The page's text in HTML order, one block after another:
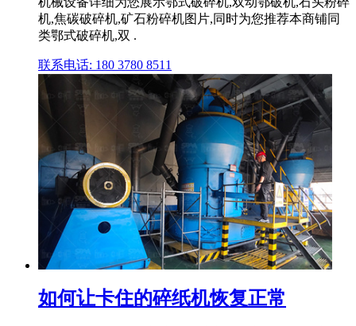
机,焦碳破碎机,矿石粉碎机图片,同时为您推荐本商铺同
类鄂式破碎机,双 .
联系电话: 180 3780 8511
如何让卡住的碎纸机恢复正常